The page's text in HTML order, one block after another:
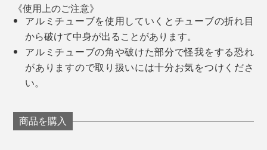
髪の毛にツヤが欲しい
頭皮をケアしたい
女性スタッフM／細い髪質・直毛
普段からノン・シリコンシャンプーを使用しているから
か、少量で泡立ちがいいことにまず驚きました。きめの
細かい泡で頭皮を洗っている感覚、洗い流した時の泡切
の毛束のまとまり、ドライヤー前のブラッシングが絡ま
らない感じが美容室帰りのようで感動しました。
《使用上のご注意》
アルミチューブを使用していくとチューブの折れ目
から破けて中身が出ることがあります。
アルミチューブの角や破けた部分で怪我をする恐れ
がありますので取り扱いには十分お気をつけくださ
い。
商品を購入